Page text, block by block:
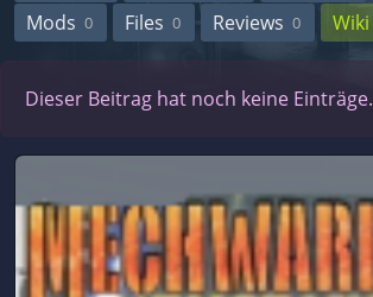
Mods 0 Files 0 Reviews 0 Wiki
Dieser Beitrag hat noch keine Einträge.